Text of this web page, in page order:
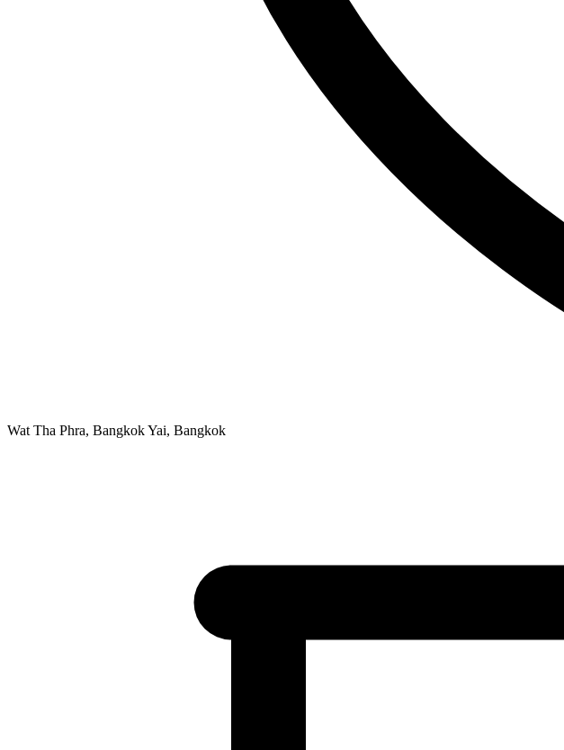
Wat Tha Phra, Bangkok Yai, Bangkok